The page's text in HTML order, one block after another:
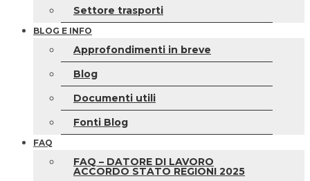
Settore trasporti
BLOG E INFO
Approfondimenti in breve
Blog
Documenti utili
Fonti Blog
FAQ
FAQ – DATORE DI LAVORO
ACCORDO STATO REGIONI 2025